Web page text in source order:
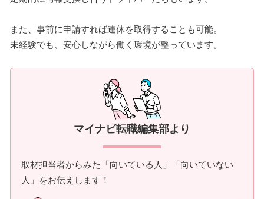
また、事前に申請すれば連休を取得することも可能。
未経験でも、安心しながら働く環境が整っています。
マイナビ転職編集部より
取材担当者からみた「向いている人」「向いていない
人」をお伝えします！